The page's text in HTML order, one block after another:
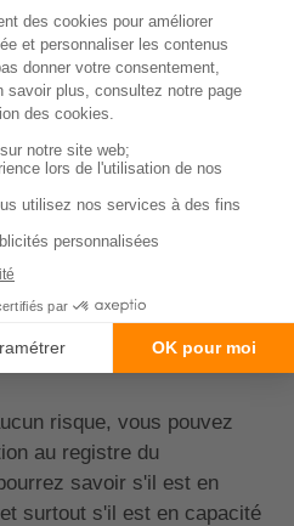
lui demander son
le début des travaux,
les activités couvertes,
qui doivent tous
du chantier.
de la véracité de
à contacter l'assureur qui
vous assurer qu'il est bien
risque, vous pouvez
au registre du
savoir s'il est en
surtout s'il est en capacité